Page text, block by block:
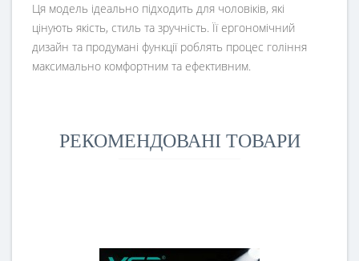
Ця модель ідеально підходить для чоловіків, які
цінують якість, стиль та зручність. Її ергономічний
дизайн та продумані функції роблять процес гоління
максимально комфортним та ефективним.
РЕКОМЕНДОВАНІ ТОВАРИ